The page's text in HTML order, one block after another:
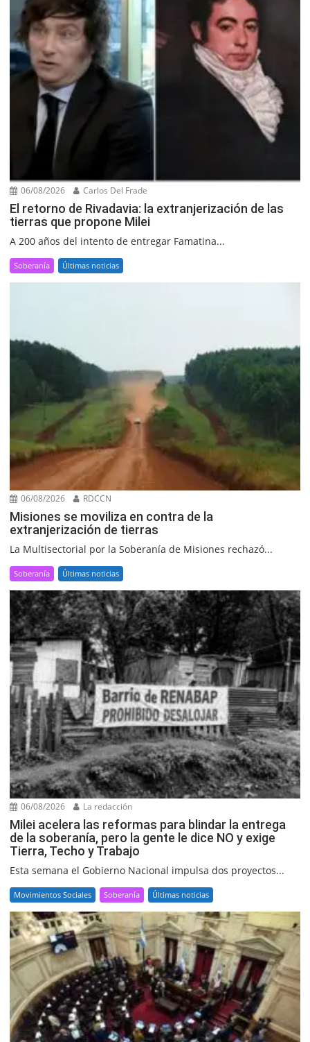
06/08/2026 Carlos Del Frade
El retorno de Rivadavia: la extranjerización de las
tierras que propone Milei
A 200 años del intento de entregar Famatina...
Soberanía Últimas noticias
06/08/2026 RDCCN
Misiones se moviliza en contra de la
extranjerización de tierras
La Multisectorial por la Soberanía de Misiones rechazó...
Soberanía Últimas noticias
06/08/2026 La redacción
Milei acelera las reformas para blindar la entrega
de la soberanía, pero la gente le dice NO y exige
Tierra, Techo y Trabajo
Esta semana el Gobierno Nacional impulsa dos proyectos...
Movimientos Sociales Soberanía Últimas noticias